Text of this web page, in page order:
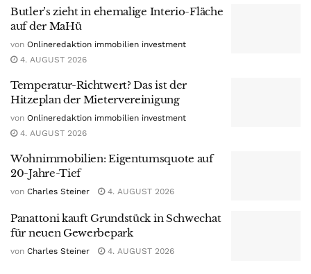
Butler’s zieht in ehemalige Interio-Fläche
auf der MaHü
von Onlineredaktion immobilien investment
4. AUGUST 2026
Temperatur-Richtwert? Das ist der
Hitzeplan der Mietervereinigung
von Onlineredaktion immobilien investment
4. AUGUST 2026
Wohnimmobilien: Eigentumsquote auf
20-Jahre-Tief
von Charles Steiner 4. AUGUST 2026
Panattoni kauft Grundstück in Schwechat
für neuen Gewerbepark
von Charles Steiner 4. AUGUST 2026